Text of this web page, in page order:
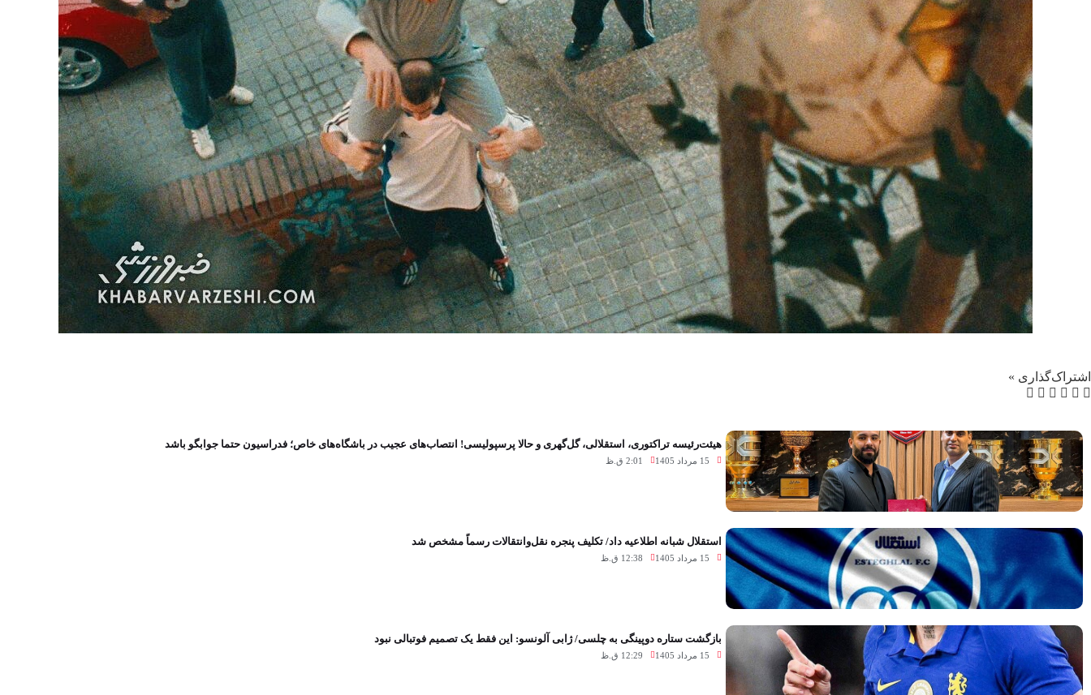
اشتراک‌گذاری »
هیئت‌رئیسه تراکتوری، استقلالی، گل‌گهری و حالا پرسپولیسی! انتصاب‌های عجیب در باشگاه‌های خاص؛ فدراسیون حتما جوابگو باشد
15 مرداد 1405 2:01 ق.ظ
استقلال شبانه اطلاعیه داد/ تکلیف پنجره نقل‌وانتقالات رسماً مشخص شد
15 مرداد 1405 12:38 ق.ظ
بازگشت ستاره دوپینگی به چلسی/ ژابی آلونسو: این فقط یک تصمیم فوتبالی نبود
15 مرداد 1405 12:29 ق.ظ